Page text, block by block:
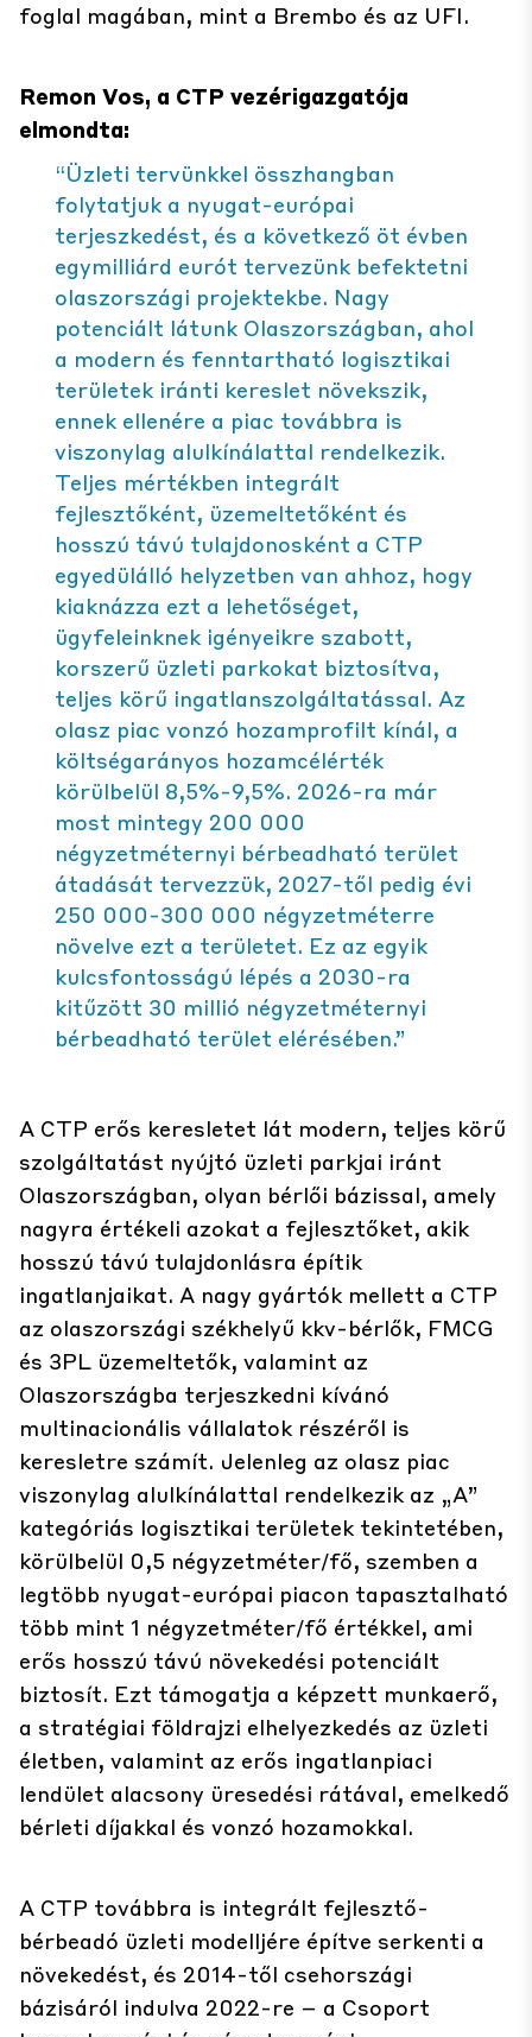
foglal magában, mint a Brembo és az UFI.
Remon Vos, a CTP vezérigazgatója
elmondta:
“Üzleti tervünkkel összhangban
folytatjuk a nyugat-európai
terjeszkedést, és a következő öt évben
egymilliárd eurót tervezünk befektetni
olaszországi projektekbe. Nagy
potenciált látunk Olaszországban, ahol
a modern és fenntartható logisztikai
területek iránti kereslet növekszik,
ennek ellenére a piac továbbra is
viszonylag alulkínálattal rendelkezik.
Teljes mértékben integrált
fejlesztőként, üzemeltetőként és
hosszú távú tulajdonosként a CTP
egyedülálló helyzetben van ahhoz, hogy
kiaknázza ezt a lehetőséget,
ügyfeleinknek igényeikre szabott,
korszerű üzleti parkokat biztosítva,
teljes körű ingatlanszolgáltatással. Az
olasz piac vonzó hozamprofilt kínál, a
költségarányos hozamcélérték
körülbelül 8,5%-9,5%. 2026-ra már
most mintegy 200 000
négyzetméternyi bérbeadható terület
átadását tervezzük, 2027-től pedig évi
250 000-300 000 négyzetméterre
növelve ezt a területet. Ez az egyik
kulcsfontosságú lépés a 2030-ra
kitűzött 30 millió négyzetméternyi
bérbeadható terület elérésében.”
A CTP erős keresletet lát modern, teljes körű
szolgáltatást nyújtó üzleti parkjai iránt
Olaszországban, olyan bérlői bázissal, amely
nagyra értékeli azokat a fejlesztőket, akik
hosszú távú tulajdonlásra építik
ingatlanjaikat. A nagy gyártók mellett a CTP
az olaszországi székhelyű kkv-bérlők, FMCG
és 3PL üzemeltetők, valamint az
Olaszországba terjeszkedni kívánó
multinacionális vállalatok részéről is
keresletre számít. Jelenleg az olasz piac
viszonylag alulkínálattal rendelkezik az „A”
kategóriás logisztikai területek tekintetében,
körülbelül 0,5 négyzetméter/fő, szemben a
legtöbb nyugat-európai piacon tapasztalható
több mint 1 négyzetméter/fő értékkel, ami
erős hosszú távú növekedési potenciált
biztosít. Ezt támogatja a képzett munkaerő,
a stratégiai földrajzi elhelyezkedés az üzleti
életben, valamint az erős ingatlanpiaci
lendület alacsony üresedési rátával, emelkedő
bérleti díjakkal és vonzó hozamokkal.
A CTP továbbra is integrált fejlesztő-
bérbeadó üzleti modelljére építve serkenti a
növekedést, és 2014-től csehországi
bázisáról indulva 2022-re – a Csoport